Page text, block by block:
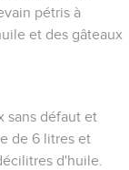
pétris à
et des gâteaux
sans défaut et
de 6 litres et
d'huile.